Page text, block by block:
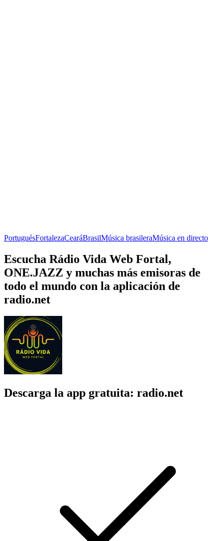
PortuguésFortalezaCearáBrasilMúsica brasileraMúsica en directo
Escucha Rádio Vida Web Fortal,
ONE.JAZZ y muchas más emisoras de
todo el mundo con la aplicación de
radio.net
Descarga la app gratuita: radio.net